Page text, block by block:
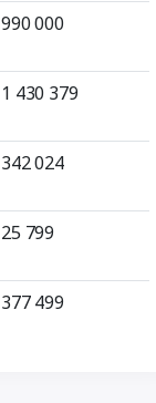
990 000
1 430 379
342 024
25 799
377 499